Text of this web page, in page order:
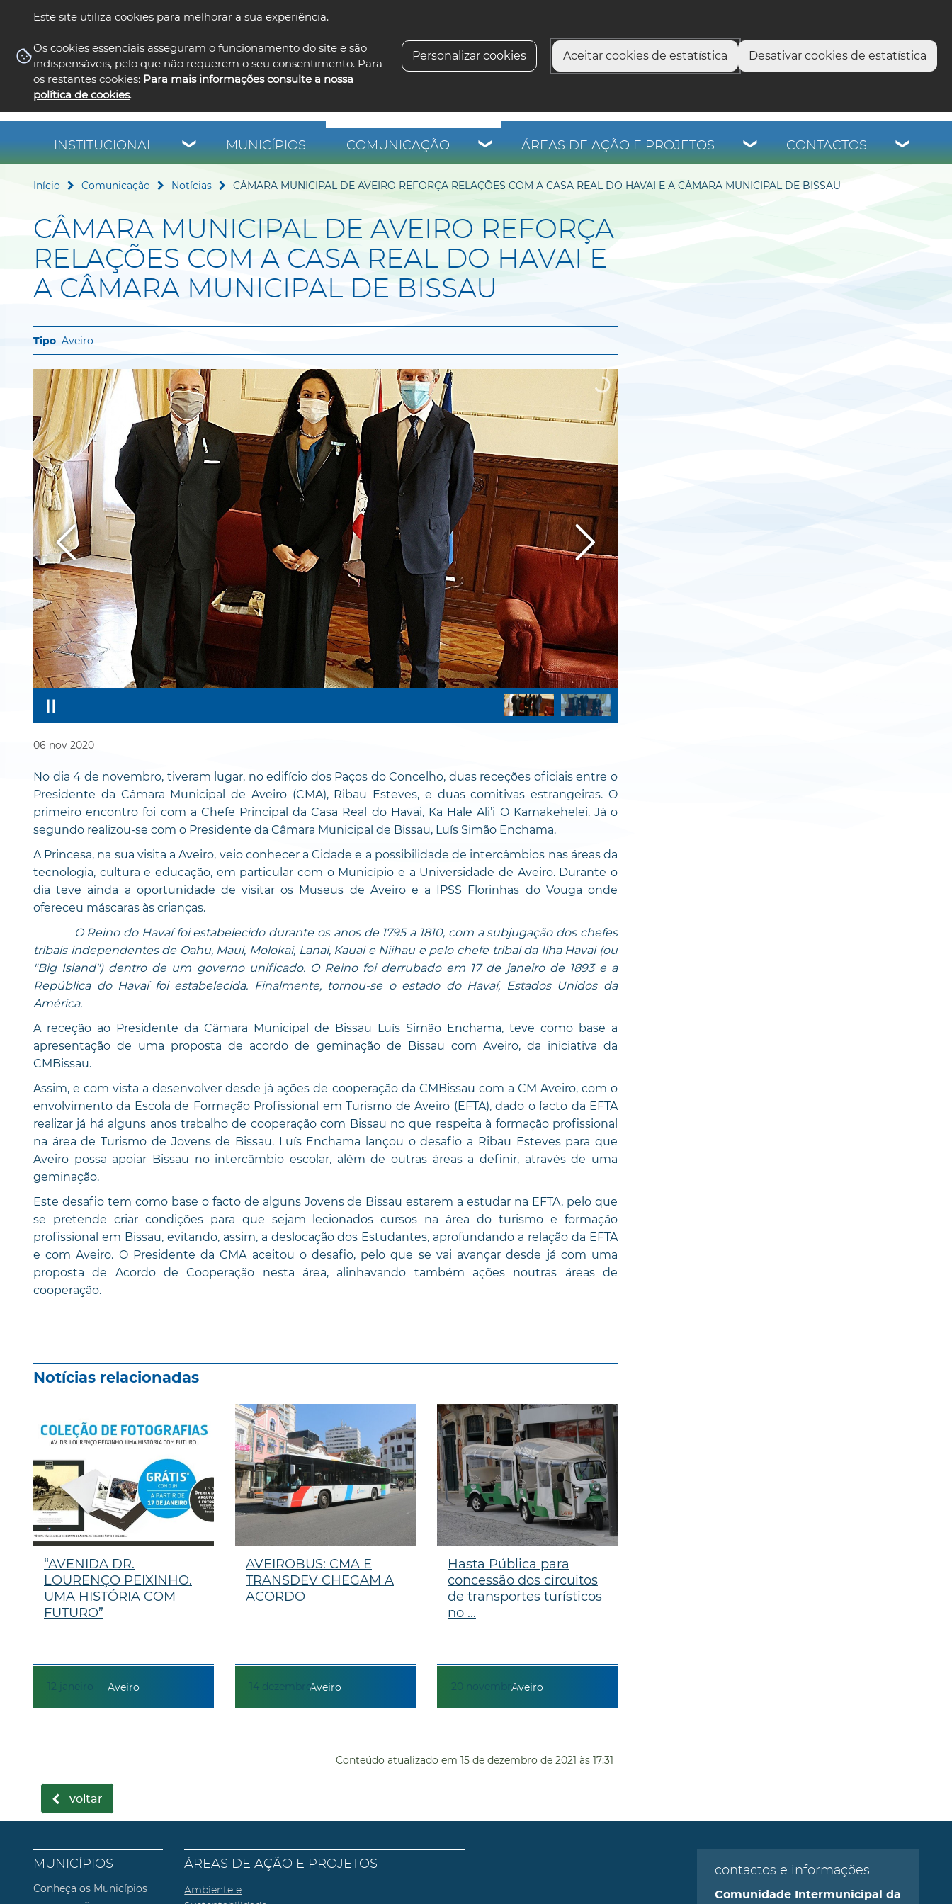
Este site utiliza cookies para melhorar a sua experiência.
Os cookies essenciais asseguram o funcionamento do site e são
indispensáveis, pelo que não requerem o seu consentimento. Para
os restantes cookies: Para mais informações consulte a nossa
política de cookies.
Personalizar cookies Aceitar cookies de estatística Desativar cookies de estatística
INSTITUCIONAL MUNICÍPIOS COMUNICAÇÃO ÁREAS DE AÇÃO E PROJETOS CONTACTOS
Início Comunicação Notícias CÂMARA MUNICIPAL DE AVEIRO REFORÇA RELAÇÕES COM A CASA REAL DO HAVAI E A CÂMARA MUNICIPAL DE BISSAU
CÂMARA MUNICIPAL DE AVEIRO REFORÇA
RELAÇÕES COM A CASA REAL DO HAVAI E
A CÂMARA MUNICIPAL DE BISSAU
Aveiro
06 nov 2020
No dia 4 de novembro, tiveram lugar, no edifício dos Paços do Concelho, duas receções oficiais entre o
Presidente da Câmara Municipal de Aveiro (CMA), Ribau Esteves, e duas comitivas estrangeiras. O
primeiro encontro foi com a Chefe Principal da Casa Real do Havai, Ka Hale Ali’i O Kamakehelei. Já o
segundo realizou-se com o Presidente da Câmara Municipal de Bissau, Luís Simão Enchama.
A Princesa, na sua visita a Aveiro, veio conhecer a Cidade e a possibilidade de intercâmbios nas áreas da
tecnologia, cultura e educação, em particular com o Município e a Universidade de Aveiro. Durante o
dia teve ainda a oportunidade de visitar os Museus de Aveiro e a IPSS Florinhas do Vouga onde
ofereceu máscaras às crianças.
O Reino do Havaí foi estabelecido durante os anos de 1795 a 1810, com a subjugação dos chefes
tribais independentes de Oahu, Maui, Molokai, Lanai, Kauai e Niihau e pelo chefe tribal da Ilha Havai (ou
"Big Island") dentro de um governo unificado. O Reino foi derrubado em 17 de janeiro de 1893 e a
República do Havaí foi estabelecida. Finalmente, tornou-se o estado do Havaí, Estados Unidos da
América.
A receção ao Presidente da Câmara Municipal de Bissau Luís Simão Enchama, teve como base a
apresentação de uma proposta de acordo de geminação de Bissau com Aveiro, da iniciativa da
CMBissau.
Assim, e com vista a desenvolver desde já ações de cooperação da CMBissau com a CM Aveiro, com o
envolvimento da Escola de Formação Profissional em Turismo de Aveiro (EFTA), dado o facto da EFTA
realizar já há alguns anos trabalho de cooperação com Bissau no que respeita à formação profissional
na área de Turismo de Jovens de Bissau. Luís Enchama lançou o desafio a Ribau Esteves para que
Aveiro possa apoiar Bissau no intercâmbio escolar, além de outras áreas a definir, através de uma
geminação.
Este desafio tem como base o facto de alguns Jovens de Bissau estarem a estudar na EFTA, pelo que
se pretende criar condições para que sejam lecionados cursos na área do turismo e formação
profissional em Bissau, evitando, assim, a deslocação dos Estudantes, aprofundando a relação da EFTA
e com Aveiro. O Presidente da CMA aceitou o desafio, pelo que se vai avançar desde já com uma
proposta de Acordo de Cooperação nesta área, alinhavando também ações noutras áreas de
cooperação.
Notícias relacionadas
12 janeiro
“AVENIDA DR.
LOURENÇO PEIXINHO.
UMA HISTÓRIA COM
FUTURO”
Aveiro 14 dezembro
AVEIROBUS: CMA E
TRANSDEV CHEGAM A
ACORDO
Aveiro 20 novembro
Hasta Pública para
concessão dos circuitos
de transportes turísticos
no ...
Aveiro
Conteúdo atualizado em 15 de dezembro de 2021 às 17:31
voltar
MUNICÍPIOS
Conheça os Municípios
ÁREAS DE AÇÃO E PROJETOS
Ambiente e
contactos e informações
Comunidade Intermunicipal da